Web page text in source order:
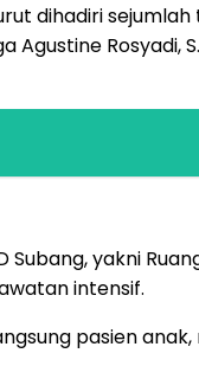
dihadiri
Agustine
yakni
intensif.
pasien